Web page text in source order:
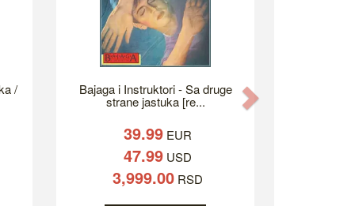
/ Bajaga i Instruktori - Sa druge
strane jastuka [re...
39.99EUR
47.99USD
3,999.00RSD